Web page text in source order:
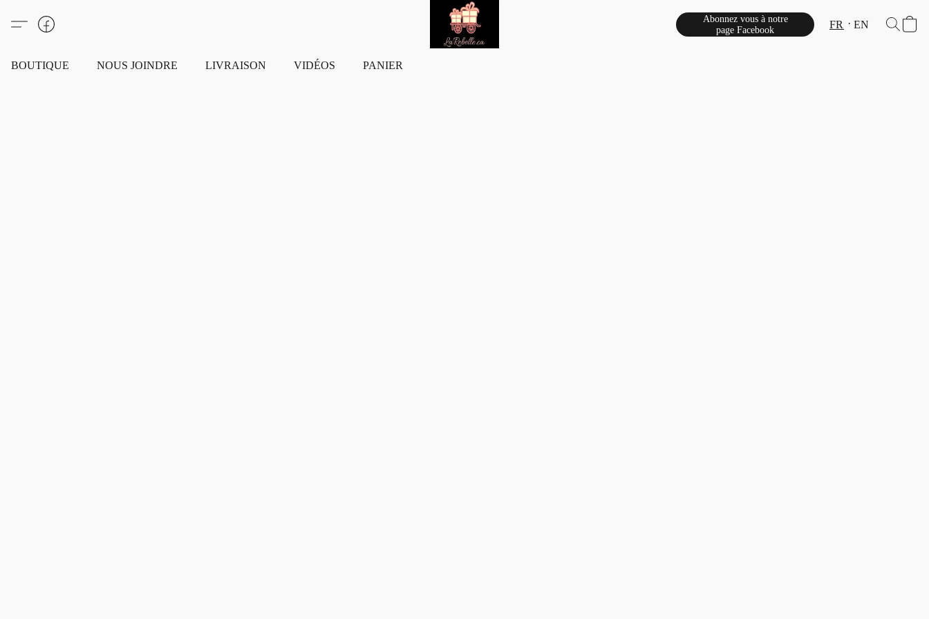
Abonnez vous à notre
page Facebook
FR EN
BOUTIQUE NOUS JOINDRE LIVRAISON VIDÉOS PANIER